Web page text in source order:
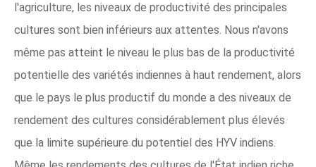
l'agriculture, les niveaux de productivité des principales
cultures sont bien inférieurs aux attentes. Nous n'avons
même pas atteint le niveau le plus bas de la productivité
potentielle des variétés indiennes à haut rendement, alors
que le pays le plus productif du monde a des niveaux de
rendement des cultures considérablement plus élevés
que la limite supérieure du potentiel des HYV indiens.